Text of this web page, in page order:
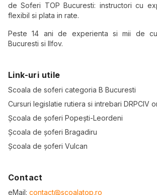
de Soferi TOP Bucuresti: instructori cu
flexibil si plata in rate.
Peste 14 ani de experienta si mii de
Bucuresti si Ilfov.
Link-uri utile
Scoala de soferi categoria B Bucuresti
Cursuri legislatie rutiera si intrebari DRPCIV
Școala de șoferi Popești-Leordeni
Școala de șoferi Bragadiru
Școala de șoferi Vulcan
Contact
eMail: contact@scoalatop.ro